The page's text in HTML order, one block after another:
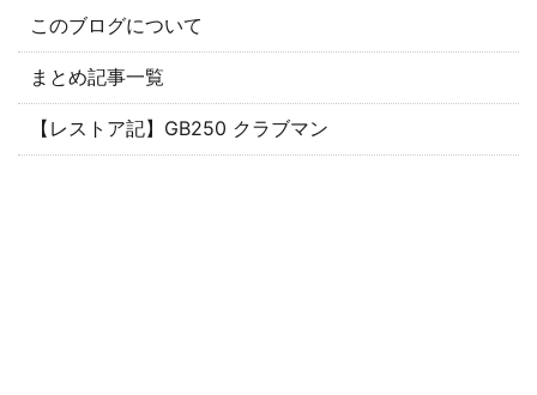
このブログについて
まとめ記事一覧
【レストア記】GB250 クラブマン